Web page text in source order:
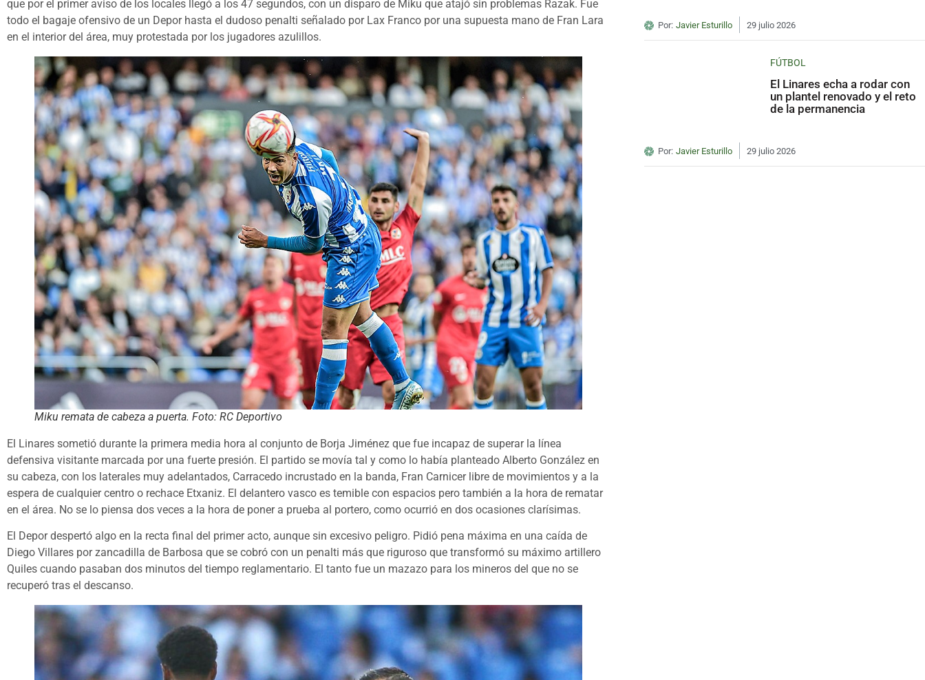
que por el primer aviso de los locales llegó a los 47 segundos, con un disparo de Miku que atajó sin problemas Razak. Fue
todo el bagaje ofensivo de un Depor hasta el dudoso penalti señalado por Lax Franco por una supuesta mano de Fran Lara
en el interior del área, muy protestada por los jugadores azulillos.
Miku remata de cabeza a puerta. Foto: RC Deportivo
El Linares sometió durante la primera media hora al conjunto de Borja Jiménez que fue incapaz de superar la línea
defensiva visitante marcada por una fuerte presión. El partido se movía tal y como lo había planteado Alberto González en
su cabeza, con los laterales muy adelantados, Carracedo incrustado en la banda, Fran Carnicer libre de movimientos y a la
espera de cualquier centro o rechace Etxaniz. El delantero vasco es temible con espacios pero también a la hora de rematar
en el área. No se lo piensa dos veces a la hora de poner a prueba al portero, como ocurrió en dos ocasiones clarísimas.
El Depor despertó algo en la recta final del primer acto, aunque sin excesivo peligro. Pidió pena máxima en una caída de
Diego Villares por zancadilla de Barbosa que se cobró con un penalti más que riguroso que transformó su máximo artillero
Quiles cuando pasaban dos minutos del tiempo reglamentario. El tanto fue un mazazo para los mineros del que no se
recuperó tras el descanso.
Por: Javier Esturillo 29 julio 2026
FÚTBOL
El Linares echa a rodar con
un plantel renovado y el reto
de la permanencia
Por: Javier Esturillo 29 julio 2026